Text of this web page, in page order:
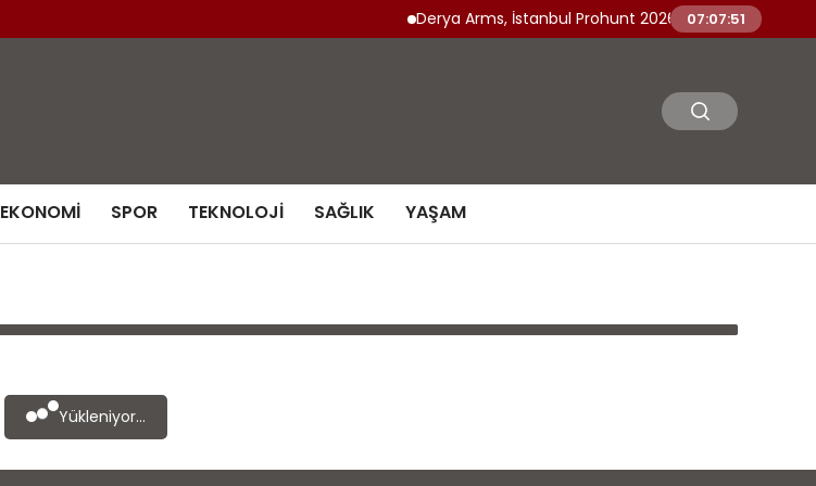
Derya Arms, İstanbul Prohunt 2026’da yeni nesil
07:07:51
EKONOMI SPOR TEKNOLOJI SAĞLIK YAŞAM
Yükleniyor...